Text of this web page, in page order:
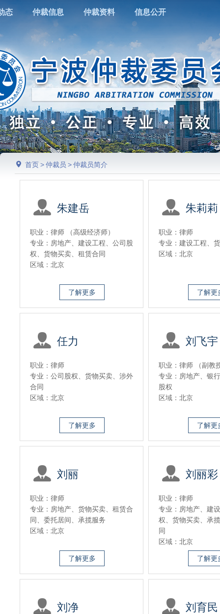
态 仲裁信息 仲裁资料 信息公开
首页>仲裁员 >仲裁员简介
朱建岳
职业：律师 （高级经济师）
专业：房地产、建设工程、公司股
权、货物买卖、租赁合同
区域：北京
了解更多
朱莉莉
职业：律师
专业：建设工程、
区域：北京
了解更
任力
职业：律师
专业：公司股权、货物买卖、涉外
合同
区域：北京
了解更多
刘飞宇
职业：律师 （副教
专业：房地产、银
股权
区域：北京
了解更
刘丽
职业：律师
专业：房地产、货物买卖、租赁合
同、委托居间、承揽服务
区域：北京
了解更多
刘丽彩
职业：律师
专业：房地产、建
权、货物买卖、承
同
区域：北京
了解更
刘净 刘育民